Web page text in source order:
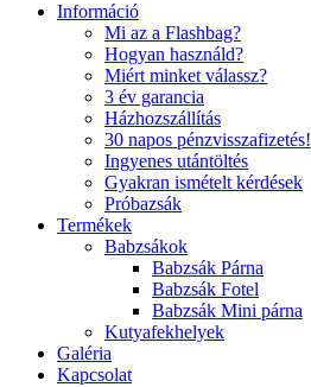
Információ
Mi az a Flashbag?
Hogyan használd?
Miért minket válassz?
3 év garancia
Házhozszállítás
30 napos pénzvisszafizetés!
Ingyenes utántöltés
Gyakran ismételt kérdések
Próbazsák
Termékek
Babzsákok
Babzsák Párna
Babzsák Fotel
Babzsák Mini párna
Kutyafekhelyek
Galéria
Kapcsolat